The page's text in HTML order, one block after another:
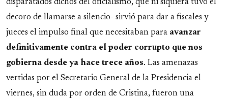
disparatados dichos del oficialismo, que ni siquiera tuvo el
decoro de llamarse a silencio- sirvió para dar a fiscales y
jueces el impulso final que necesitaban para avanzar
definitivamente contra el poder corrupto que nos
gobierna desde ya hace trece años. Las amenazas
vertidas por el Secretario General de la Presidencia el
viernes, sin duda por orden de Cristina, fueron una